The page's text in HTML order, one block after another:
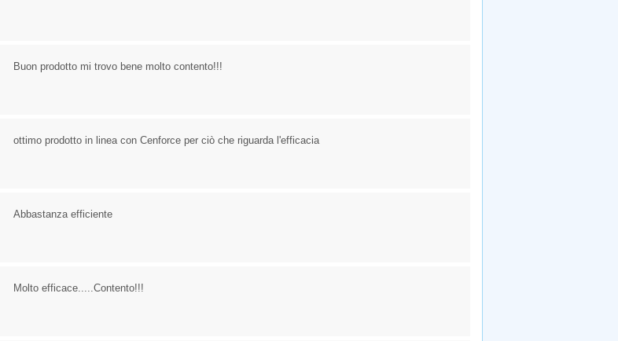
Buon prodotto mi trovo bene molto contento!!!
ottimo prodotto in linea con Cenforce per ciò che riguarda l'efficacia
Abbastanza efficiente
Molto efficace.....Contento!!!